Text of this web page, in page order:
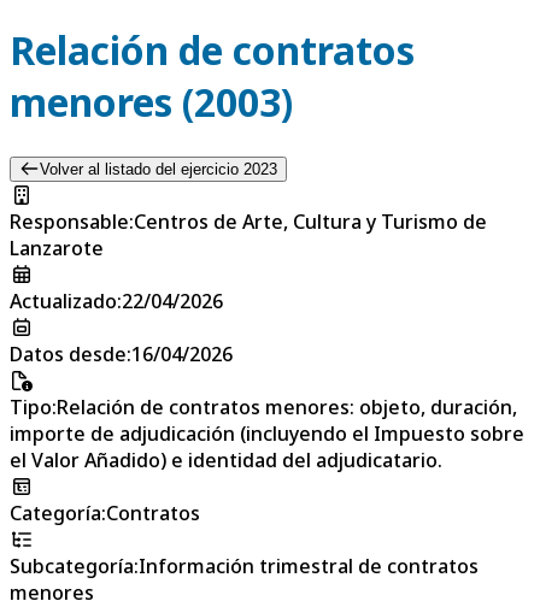
Relación de contratos
menores (2003)
Volver al listado del ejercicio 2023
Responsable:Centros de Arte, Cultura y Turismo de
Lanzarote
Actualizado:22/04/2026
Datos desde:16/04/2026
Tipo:Relación de contratos menores: objeto, duración,
importe de adjudicación (incluyendo el Impuesto sobre
el Valor Añadido) e identidad del adjudicatario.
Categoría:Contratos
Subcategoría:Información trimestral de contratos
menores